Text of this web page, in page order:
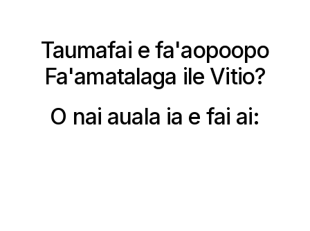
Taumafai e fa'aopoopo
Fa'amatalaga ile Vitio?
O nai auala ia e fai ai: